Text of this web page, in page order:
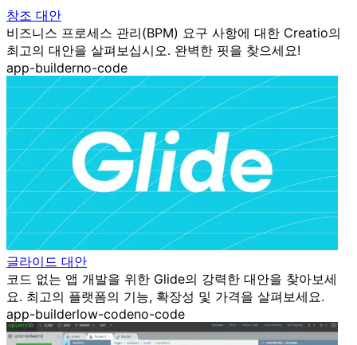
창조 대안
비즈니스 프로세스 관리(BPM) 요구 사항에 대한 Creatio의
최고의 대안을 살펴보십시오. 완벽한 핏을 찾으세요!
app-builderno-code
글라이드 대안
코드 없는 앱 개발을 위한 Glide의 강력한 대안을 찾아보세
요. 최고의 플랫폼의 기능, 확장성 및 가격을 살펴보세요.
app-builderlow-codeno-code